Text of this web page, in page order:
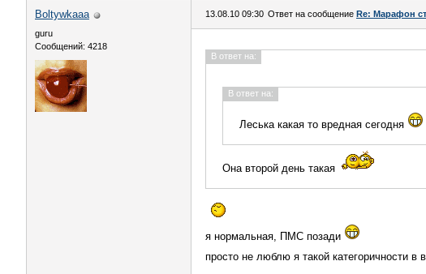
Boltywkaaa
guru
Сообщений: 4218
13.08.10 09:30 Ответ на сообщение Re: Марафон
В ответ на:
В ответ на:
Леська какая то вредная сегодня
Она второй день такая
я нормальная, ПМС позади
просто не люблю я такой категоричности в